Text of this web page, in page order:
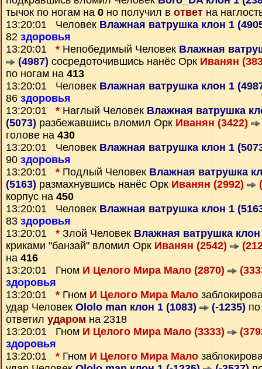
тычок по ногам на 0 но получил в ответ на
13:20:01 Человек Влажная ватрушка клон 1
82 здоровья
13:20:01 * Непобедимый Человек Влажная
(4987) сосредоточившись нанёс Орк Иванян
по ногам на 413
13:20:01 Человек Влажная ватрушка клон 1
86 здоровья
13:20:01 * Наглый Человек Влажная ватрушка
(5073) разбежавшись вломил Орк Иванян (3422)
голове на 430
13:20:01 Человек Влажная ватрушка клон 1
90 здоровья
13:20:01 * Подлый Человек Влажная ватрушка
(5163) размахнувшись нанёс Орк Иванян (2992)
корпус на 450
13:20:01 Человек Влажная ватрушка клон 1
83 здоровья
13:20:01 * Злой Человек Влажная ватрушка
криками "банзай" вломил Орк Иванян (2542)
на 416
13:20:01 Гном И Целого Мира Мало (2870)
здоровья
13:20:01 * Гном И Целого Мира Мало
удар Человек Ololo man клон 1 (1083) (-1235)
ответил ударом на 2318
13:20:01 Гном И Целого Мира Мало (3333)
здоровья
13:20:01 * Гном И Целого Мира Мало